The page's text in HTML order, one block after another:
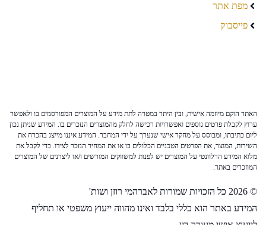
מפת אתר
פייסבוק
האתר הוקם מיוזמה אישית, ובין היתר במטרה לתת מידע על המוצרים המפורסמים בו ולאפשר
ערוץ לקבלת פרטים נוספים ואפשרויות רכישה לחלק מהמוצרים הנזכרים בו. המידע שניתן נכון
ליום כתיבתו, ומבוסס על מחקר אישי שנערך על ידי המחבר. המידע איננו מייצג בהכרח את
השירות, המוצר, את הפרטים הטכניים הכלולים בו או את המחיר הנזכר לצידו. כדי לקבל את
מלוא המידע הרלוונטי על המוצרים יש לפנות למשווקים המורשים ו/או ליצרנים של המוצרים
המוזכרים באתר.
© 2026 כל הזכויות שמורות לאברהמי רוזן ושות'
המידע באתר הוא כללי בלבד ואינו מהווה ייעוץ משפטי או תחליף